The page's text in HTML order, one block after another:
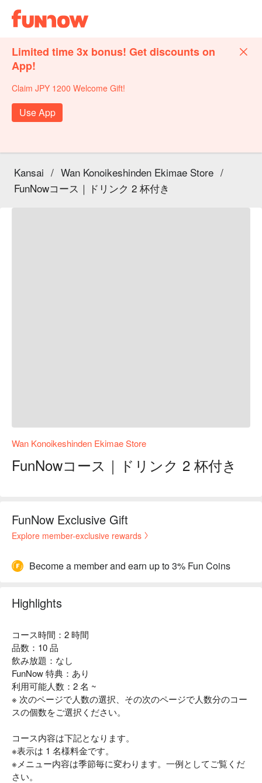
Limited time 3x bonus! Get discounts on
App!
Claim JPY 1200 Welcome Gift!
Use App
Kansai / Wan Konoikeshinden Ekimae Store /
FunNowコース｜ドリンク 2 杯付き
Wan Konoikeshinden Ekimae Store
FunNowコース｜ドリンク 2 杯付き
FunNow Exclusive Gift
Explore member-exclusive rewards
Become a member and earn up to 3% Fun Coins
Highlights
コース時間：2 時間
品数：10 品
飲み放題：なし
FunNow 特典：あり
利用可能人数：2 名 ~
※ 次のページで人数の選択、その次のページで人数分のコー
スの個数をご選択ください。
コース内容は下記となります。
※表示は 1 名様料金です。
※メニュー内容は季節毎に変わります。一例としてご覧くだ
さい。